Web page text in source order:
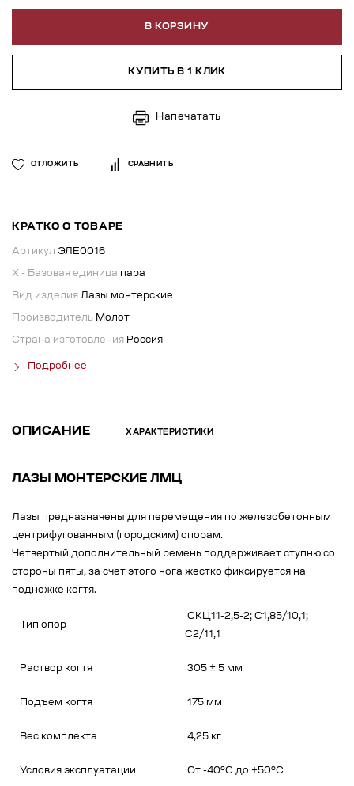
В КОРЗИНУ
КУПИТЬ В 1 КЛИК
Напечатать
ОТЛОЖИТЬ СРАВНИТЬ
КРАТКО О ТОВАРЕ
Артикул ЭЛЕ0016
X - Базовая единица пара
Вид изделия Лазы монтерские
Производитель Молот
Страна изготовления Россия
Подробнее
ОПИСАНИЕ ХАРАКТЕРИСТИКИ
ЛАЗЫ МОНТЕРСКИЕ ЛМЦ
Лазы предназначены для перемещения по железобетонным
центрифугованным (городским) опорам.
Четвертый дополнительный ремень поддерживает ступню со
стороны пяты, за счет этого нога жестко фиксируется на
подножке когтя.
Тип опор
СКЦ11-2,5-2; С1,85/10,1;
С2/11,1
Раствор когтя 305 ± 5 мм
Подъем когтя 175 мм
Вес комплекта 4,25 кг
Условия эксплуатации От -40ºС до +50ºС